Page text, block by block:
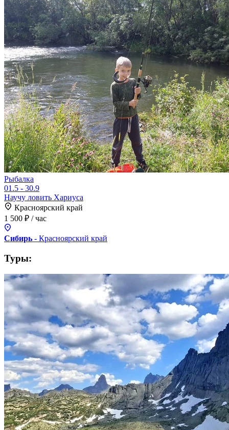
Рыбалка
01.5 - 30.9
Научу ловить Хариуса
Красноярский край
1 500 ₽ / час
Сибирь - Красноярский край
Туры: